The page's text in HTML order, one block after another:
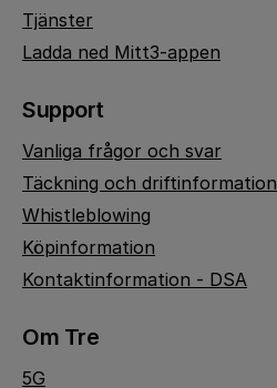
Tjänster
Ladda ned Mitt3-appen
Support
Vanliga frågor och svar
Täckning och driftinformation
Whistleblowing
Köpinformation
Kontaktinformation - DSA
Om Tre
5G